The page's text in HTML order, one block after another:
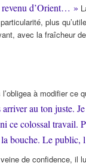
revenu d’Orient… »
plus
avec la fraîcheur
à modifier ce
au ton juste.
ce colossal travail.
bouche. Le
de confidence, il